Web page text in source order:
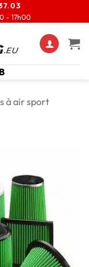
- 17h00
à air sport